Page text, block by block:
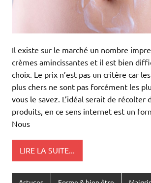
Il existe sur le marché un nombre
crèmes amincissantes et il est bien
choix. Le prix n’est pas un critère car
plus chers ne sont pas forcément les
vous le savez. L’idéal serait de récolter
produits, en ce sens internet est un
Nous
LIRE LA SUITE...